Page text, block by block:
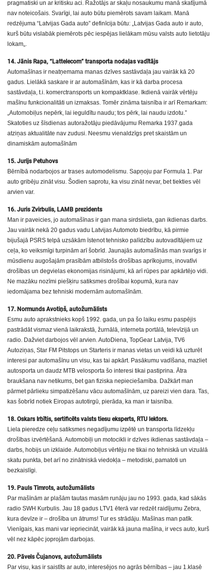
pragmatiski un ar kritisku aci. Ražotājs ar skaļu nosaukumu manā skatījumā
nav noteicošais. Svarīgi, lai auto būtu piemērots savam laikam. Manā
redzējuma “Latvijas Gada auto” definīcija būtu: „Latvijas Gada auto ir auto,
kurš būtu vislabāk piemērots pēc iespējas lielākam mūsu valsts auto lietotāju
lokam„.
14. Jānis Rapa, “Lattelecom” transporta nodaļas vadītājs
Automašīnas ir neatņemama manas dzīves sastāvdaļa jau vairāk kā 20
gadus. Lielākā saskare ir ar automašīnām, kas ir kā darba procesa
sastāvdaļa, t.i. komerctransports un kompaktklase. Ikdienā vairāk vērtēju
mašīnu funkcionalitāti un izmaksas. Tomēr zināma taisnība ir arī Remarkam:
„Automobiļus nepērk, lai ieguldītu naudu; tos pērk, lai naudu izdotu.”
Skatoties uz šīsdienas autoražotāju piedāvājumu Remarka 1937.gada
atziņas aktualitāte nav zudusi. Neesmu vienaldzīgs pret skaistām un
dinamiskām automašīnām
15. Jurijs Petuhovs
Bērnībā nodarbojos ar trases automodelismu. Sapņoju par Formula 1. Par
auto gribēju zināt visu. Šodien saprotu, ka visu zināt nevar, bet tiekties vēl
arvien var.
16. Juris Zvirbulis, LAMB prezidents
Man ir paveicies, jo automašīnas ir gan mana sirdslieta, gan ikdienas darbs.
Jau vairāk nekā 20 gadus vadu Latvijas Automoto biedrību, kā pirmie
bijušajā PSRS telpā uzsākām īstenot tehnisko palīdzību autovadītājiem uz
ceļa, ko veiksmīgi turpinām arī šobrīd. Jaunajās automašīnās man svarīgs ir
mūsdienu augošajām prasībām atbilstošs drošības aprīkojums, inovatīvi
drošības un degvielas ekonomijas risinājumi, kā arī rūpes par apkārtējo vidi.
Ne mazāku nozīmi piešķiru satiksmes drošībai kopumā, kura nav
iedomājama bez tehniski modernām automašīnām.
17. Normunds Avotiņš, autožurnālists
Esmu auto aprakstnieks kopš 1992. gada, un pa šo laiku esmu paspējis
pastrādāt vismaz vienā laikrakstā, žurnālā, interneta portālā, televīzijā un
radio. Dažviet darbojos vēl arvien. AutoDiena, TopGear Latvija, TV6
Autoziņas, Star FM Pitstops un Starteris ir manas vietas un veidi kā uzturēt
interesi par automašīnu un visu, kas tai apkārt. Pasākumu vadīšana, mazliet
autosporta un daudz MTB velosporta šo interesi tikai pastiprina. Ātra
braukšana nav netikums, bet gan fiziska nepieciešamība. Dažkārt man
pārmet pārlieku simpatizēšanu vācu automašīnām, uz pareizi vien dara. Tas,
kas šobrīd notiek Eiropas autotirgū, pierāda, ka man ir taisnība.
18. Oskars Irbītis, sertificēts valsts tiesu eksperts, RTU lektors.
Liela pieredze ceļu satiksmes negadījumu izpētē un transporta līdzekļu
drošības izvērtēšanā. Automobiļi un motocikli ir dzīves ikdienas sastāvdaļa –
darbs, hobijs un izklaide. Automobiļus vērtēju ne tikai no tehniskā un vizuālā
skatu punkta, bet arī no zinātniskā viedokļa – metodiski, pamatoti un
bezkaislīgi.
19. Pauls Timrots, autožurnālists
Par mašīnām ar plašām tautas masām runāju jau no 1993. gada, kad sākās
radio SWH Kurbulis. Jau 18 gadus LTV1 ēterā var redzēt raidījumu Zebra,
kura devīze ir – drošība un ātrums! Tur es strādāju. Mašīnas man patīk.
Vienīgais, kas mani var iepriecināt, vairāk kā jauna mašīna, ir vecs auto, kurš
vēl nez kāpēc joprojām darbojas.
20. Pāvels Čujanovs, autožurnālists
Par visu, kas ir saistīts ar auto, interesējos no agrās bērnības – jau 1.klasē